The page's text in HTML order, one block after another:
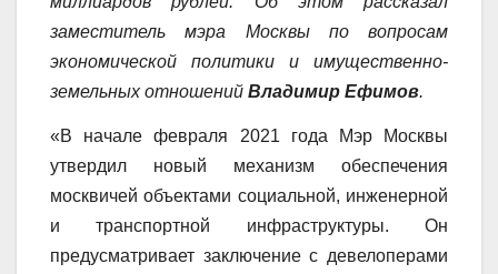
заместитель мэра Москвы по вопросам
экономической политики и имущественно-
земельных отношений Владимир Ефимов.
«В начале февраля 2021 года Мэр Москвы
утвердил новый механизм обеспечения
москвичей объектами социальной, инженерной
и транспортной инфраструктуры. Он
предусматривает заключение с девелоперами